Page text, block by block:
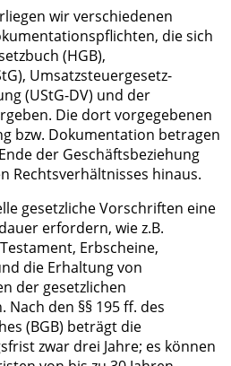
wir verschiedenen
die sich
(HGB),
Umsatzsteuergesetz-
(UStG-DV) und der
Die dort vorgegebenen
bzw. Dokumentation betragen
der Geschäftsbeziehung
Rechtsverhältnisses hinaus.
gesetzliche Vorschriften eine
erfordern, wie z.B.
Erbscheine,
die Erhaltung von
der gesetzlichen
den §§ 195 ff. des
(BGB) beträgt die
zwar drei Jahre; es können